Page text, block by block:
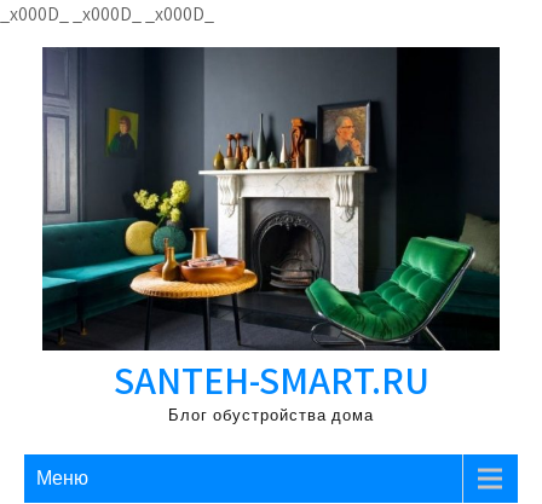
_x000D_ _x000D_ _x000D_
к
SANTEH-SMART.RU
Блог обустройства дома
Меню